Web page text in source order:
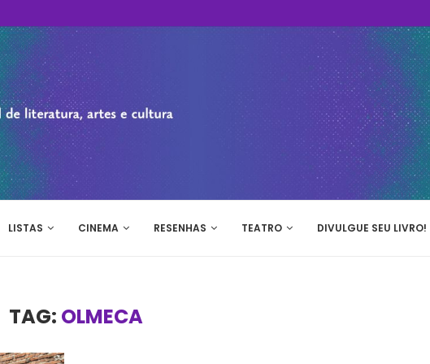
LISTAS CINEMA RESENHAS TEATRO DIVULGUE SEU LIVRO!
TAG: OLMECA